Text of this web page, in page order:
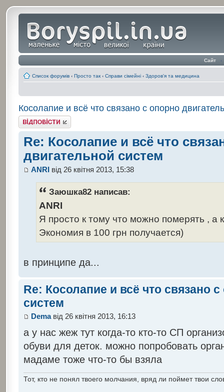
Сайт ‹
Список форумів ‹ Просто так ‹ Справи сімейні ‹ Здоров'я та медицина
Косолапие и всё что связано с опорно
Відповісти
Re: Косолапие и всё что
двигательной систем
ANRIвід 26 квітня 2013, 15:38
Заюшка82 написав:
ANRI
Я просто к тому что можно померять , а
Экономия в 100 грн получается)
в принципе да...
Re: Косолапие и всё что связано
систем
Demaвід 26 квітня 2013, 16:13
а у нас жеж тут когда-то кто-то СП
обуви для деток. можно попробовать
мадаме тоже что-то бы взяла
Тот, кто не понял твоего молчания, вряд ли поймет твои